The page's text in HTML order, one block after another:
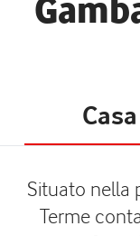
Casa
Situato nella
Terme